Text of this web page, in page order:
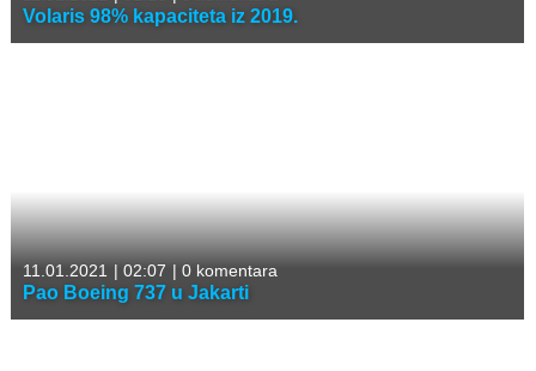
Volaris 98% kapaciteta iz 2019.
11.01.2021 | 02:07 | 0 komentara
Pao Boeing 737 u Jakarti